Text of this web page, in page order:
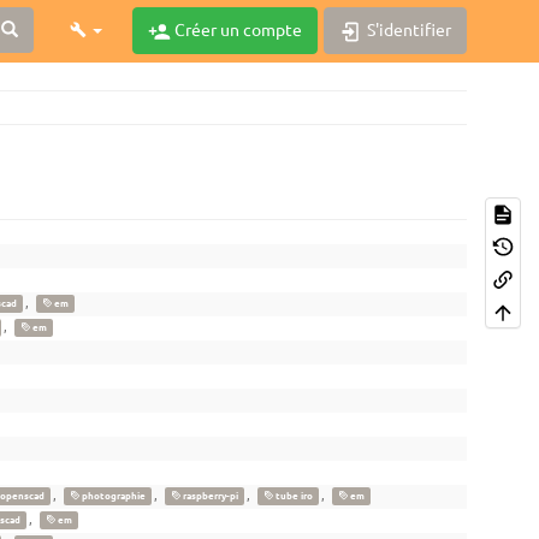
Créer un compte S'identifier
em
em
photographie raspberry-pi tube iro em
em